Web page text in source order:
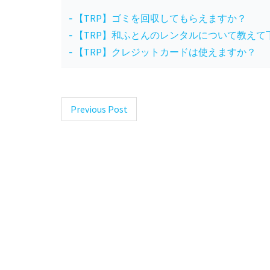
【TRP】ゴミを回収してもらえますか？
【TRP】和ふとんのレンタルについて教えて
【TRP】クレジットカードは使えますか？
Post
Previous Post